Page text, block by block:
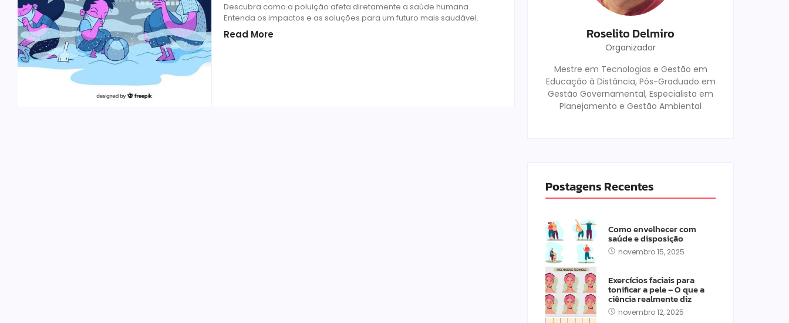
Descubra como a poluição afeta diretamente a saúde humana.
Entenda os impactos e as soluções para um futuro mais saudável.
Read More Roselito Delmiro
Organizador
Mestre em Tecnologias e Gestão em
Educação à Distância, Pós-Graduado em
Gestão Governamental, Especialista em
Planejamento e Gestão Ambiental
Postagens Recentes
Como envelhecer com
saúde e disposição
novembro 15, 2025
Exercícios faciais para
tonificar a pele – O que a
ciência realmente diz
novembro 12, 2025